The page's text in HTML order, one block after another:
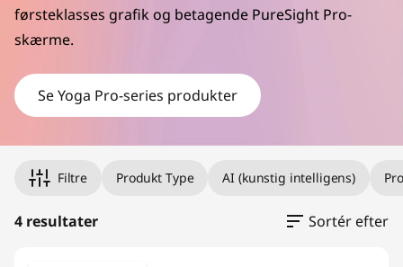
førsteklasses grafik og betagende PureSight Pro-
skærme.
Se Yoga Pro-series produkter
Filtre Produkt Type AI (kunstig intelligens)
4 resultater Sortér efter